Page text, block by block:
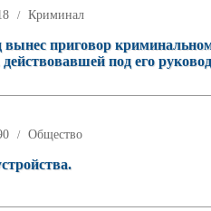
/ Криминал
приговор
под его
/ Общество